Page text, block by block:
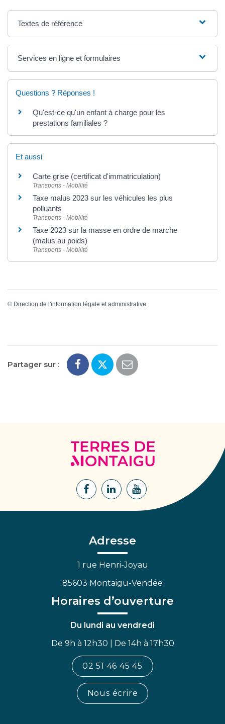
Textes de référence
Services en ligne et formulaires
Questions ? Réponses !
Qu'est-ce qu'un enfant à charge pour les
prestations familiales ?
Et aussi
Carte grise (certificat d'immatriculation)
Transports - Mobilité
Taxe malus 2023 sur les véhicules les plus
polluants
Transports - Mobilité
Taxe 2023 sur la masse en ordre de marche
(malus au poids)
Transports - Mobilité
© Direction de l'information légale et administrative
Partager sur :
Terres
de
Montaigu
Lien
Facebook
Lien
Lien
Adresse
1 rue Henri-Joyau
85603 Montaigu-Vendée
Horaires d’ouverture
Du lundi au vendredi
De 9h à 12h30 | De 14h à 17h30
02 51 46 45 45
Nous écrire